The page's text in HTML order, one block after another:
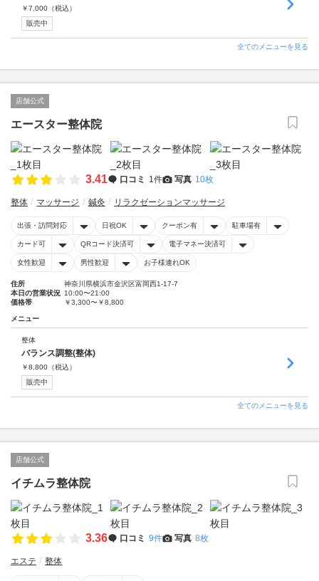
￥7,000 （税込）
販売中
全てのメニューを見る
店舗公式
エースター整体院
3.41 口コミ 1件 写真 10枚
整体 マッサージ 鍼灸 リラクゼーションマッサージ
出張・訪問対応 日祝OK クーポン有 駐車場有
カード可 QRコード決済可 電子マネー決済可
女性歓迎 男性歓迎 お子様連れOK
住所
神奈川県横浜市金沢区富岡西1-17-7
本日の営業状況 10:00〜21:00
価格帯
￥3,300〜￥8,800
メニュー
整体
バランス調整(整体)
￥8,800 （税込）
販売中
全てのメニューを見る
店舗公式
イチムラ整体院
3.36 口コミ 9件 写真 8枚
エステ 整体